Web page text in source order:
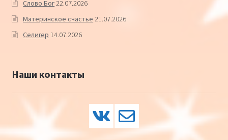
Слово Бог22.07.2026
Материнское счастье 21.07.2026
Селигер 14.07.2026
Наши контакты